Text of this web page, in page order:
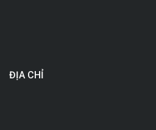
ĐỊA CHỈ